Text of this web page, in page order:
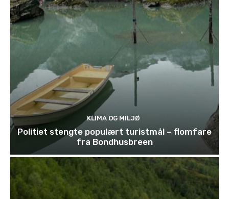
KLIMA OG MILJØ
Politiet stengte populært turistmål – flomfare
fra Bondhusbreen